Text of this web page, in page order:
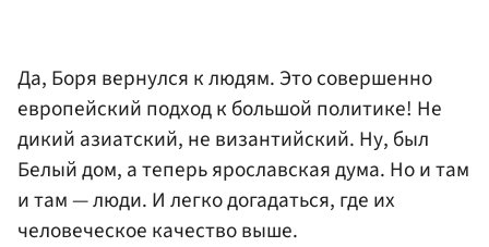
Да, Боря вернулся к людям. Это совершенно
европейский подход к большой политике! Не
дикий азиатский, не византийский. Ну, был
Белый дом, а теперь ярославская дума. Но и там
и там — люди. И легко догадаться, где их
человеческое качество выше.